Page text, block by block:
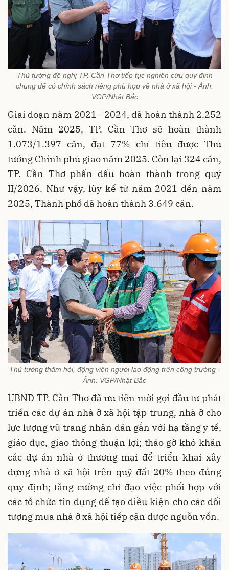
Thủ tướng đề nghị TP. Cần Thơ tiếp tục nghiên cứu quy định
chung để có chính sách riêng phù hợp về nhà ở xã hội - Ảnh:
VGP/Nhật Bắc
Giai đoạn năm 2021 - 2024, đã hoàn thành 2.252
căn. Năm 2025, TP. Cần Thơ sẽ hoàn thành
1.073/1.397 căn, đạt 77% chỉ tiêu được Thủ
tướng Chính phủ giao năm 2025. Còn lại 324 căn,
TP. Cần Thơ phấn đấu hoàn thành trong quý
II/2026. Như vậy, lũy kế từ năm 2021 đến năm
2025, Thành phố đã hoàn thành 3.649 căn.
Thủ tướng thăm hỏi, động viên người lao động trên công trường -
Ảnh: VGP/Nhật Bắc
UBND TP. Cần Thơ đã ưu tiên mời gọi đầu tư phát
triển các dự án nhà ở xã hội tập trung, nhà ở cho
lực lượng vũ trang nhân dân gắn với hạ tầng y tế,
giáo dục, giao thông thuận lợi; tháo gỡ khó khăn
các dự án nhà ở thương mại để triển khai xây
dựng nhà ở xã hội trên quỹ đất 20% theo đúng
quy định; tăng cường chỉ đạo việc phối hợp với
các tổ chức tín dụng để tạo điều kiện cho các đối
tượng mua nhà ở xã hội tiếp cận được nguồn vốn.